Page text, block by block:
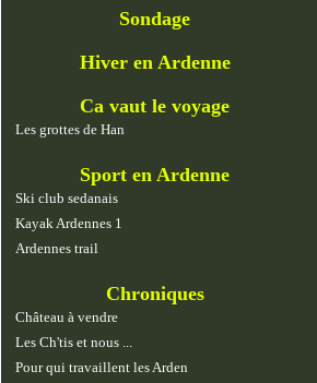
Sondage
Hiver en Ardenne
Ca vaut le voyage
Les grottes de Han
Sport en Ardenne
Ski club sedanais
Kayak Ardennes 1
Ardennes trail
Chroniques
Château à vendre
Les Ch'tis et nous ...
Pour qui travaillent les Arden